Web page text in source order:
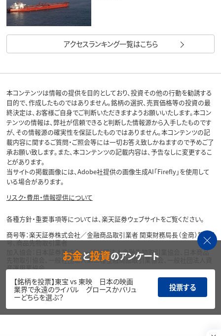
アクセスランキング一覧はこちら
本コンテンツは情報の提供を目的としており、投資その他の行動を勧誘する
目的で、作成したものではありません。銘柄の選択、売買価格等の投資の最
終決定は、お客様ご自身でご判断いただきますようお願いいたします。本コン
テンツの情報は、弊社が信頼できると判断した情報源から入手したものです
が、その情報源の確実性を保証したものではありません。本コンテンツの記
載内容に関するご質問・ご照会等には一切お答え致しかねますので予めご了
承お願い致します。また、本コンテンツの記載内容は、予告なしに変更するこ
とがあります。
当サイトの掲載画像には、Adobe社提供の画像生成AI「Firefly」を使用して
いる場合があります。
リスク・費用・情報提供について
各種方針・重要事項等については、楽天証券ウェブサイトをご覧ください。
商号等：楽天証券株式会社／金融商品取引業者 関東財務局長（金商）第195
号、商品先物取引業者
加入協会：日本証券業協会、一般社団法人金融先物取引業協会、日本商品
先物取引協会、一般社団法人第二種金融商品取引業協会、一般社団法人資
産運用業協会
Copyright©
1999-2026 Rakuten Securities, Inc. All
Rights Reserved.
お金と投資のアンケート
【銘柄を投票】東宝 vs 東映 日本の映画
業界で永遠のライバル グロースかバリュ
ーどちらを選ぶ？
投票する